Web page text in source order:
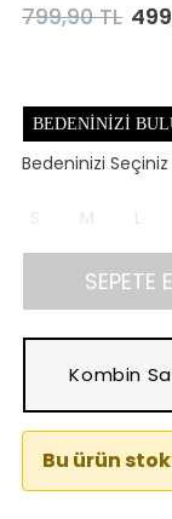
799,90 TL
BEDENINIZI
Bedeninizi Seçiniz
S M L
SEPETE
Kombin
Bu ürün